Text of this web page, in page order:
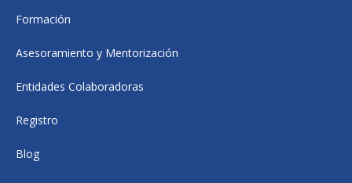
Formación
Asesoramiento y Mentorización
Entidades Colaboradoras
Registro
Blog